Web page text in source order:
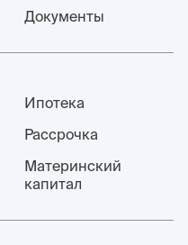
Документы
Ипотека
Рассрочка
Материнский
капитал